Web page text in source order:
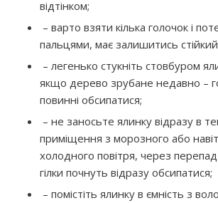
відтінком;
– варто взяти кілька голочок і
пальцями, має залишитись
– легенько стукніть стовбуром
якщо дерево зрубане недавно –
повинні обсипатися;
– не заносьте ялинку відразу в
приміщення з морозного або
холодного повітря, через
гілки почнуть відразу обсипатися;
– помістіть ялинку в ємність з